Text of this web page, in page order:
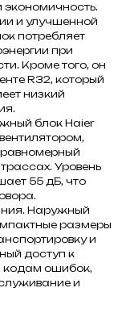
и улучшенной
потребляет
при
Кроме того, он
R32, который
низкий
блок Haier
Уровень
55 дБ, что
Наружный
размеры
и
доступ к
кодам ошибок,
и